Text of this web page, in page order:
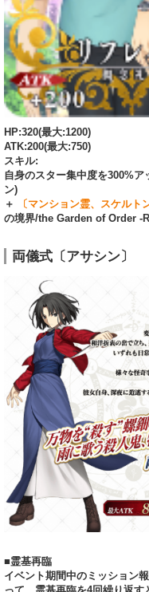
HP:320(最大:1200)
ATK:200(最大:750)
スキル:
自身のスター集中度を300%
ン)
＋
〔マンション霊、スケルト
の境界/the Garden of Order -
両儀式〔アサシン〕
■霊基再臨
イベント期間中のミッション